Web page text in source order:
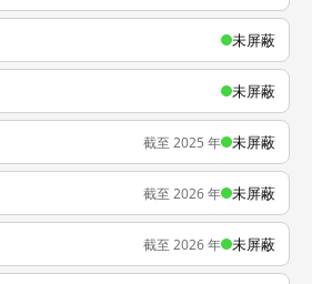
未屏蔽
未屏蔽
截至 2025 年 未屏蔽
截至 2026 年 未屏蔽
截至 2026 年 未屏蔽